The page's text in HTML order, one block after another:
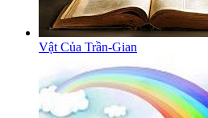
Vật Của Trần-Gian